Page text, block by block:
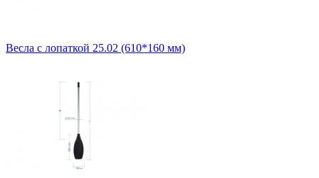
Весла с лопаткой 25.02 (610*160 мм)